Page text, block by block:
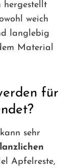
hergestellt
weich
langlebig
Material
für
sehr
Apfelreste,